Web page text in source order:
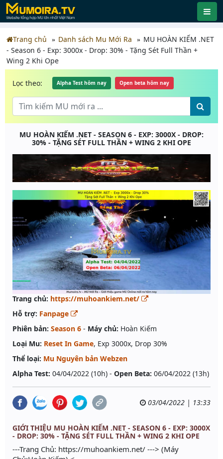
Trang chủ Danh sách Mu Mới Ra
MU HOÀN KIẾM .NET
- Season 6 - Exp: 3000x - Drop: 30% - Tặng Sét Full Thần +
Wing 2 Khi Ope
Lọc theo: Alpha Test hôm nay Open beta hôm nay
MU HOÀN KIẾM .NET - SEASON 6 - EXP: 3000X - DROP:
30% - TẶNG SÉT FULL THẦN + WING 2 KHI OPE
Trang chủ: https://muhoankiem.net/
Hỗ trợ: Fanpage
Phiên bản: Season 6 - Máy chủ: Hoàn Kiếm
Loại Mu: Reset In Game, Exp 3000x, Drop 30%
Thể loại: Mu Nguyên bản Webzen
Alpha Test: 04/04/2022 (10h) - Open Beta: 06/04/2022 (13h)
03/04/2022 | 13:33
GIỚI THIỆU MU HOÀN KIẾM .NET - SEASON 6 - EXP: 3000X
- DROP: 30% - TẶNG SÉT FULL THẦN + WING 2 KHI OPE
---Trang Chủ: https://muhoankiem.net/ ---> (Máy